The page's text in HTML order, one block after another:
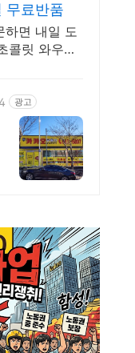
무료반품
하면 내일 도
콜릿 와우회
광고